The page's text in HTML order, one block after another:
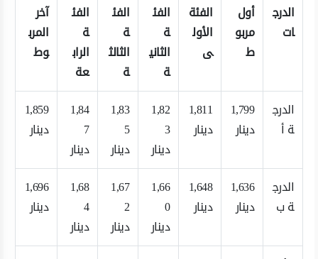
الدرج
ات
أول
مربو
ط
الفئة
الأول
ى
الفئ
ة
الثاني
ة
الفئ
ة
الثالث
ة
الفئ
ة
الراب
عة
آخر
المرب
وط
الدرج
ة أ
1,799
دينار
1,811
دينار
1,82
3
دينار
1,83
5
دينار
1,84
7
دينار
1,859
دينار
الدرج
ة ب
1,636
دينار
1,648
دينار
1,66
0
دينار
1,67
2
دينار
1,68
4
دينار
1,696
دينار